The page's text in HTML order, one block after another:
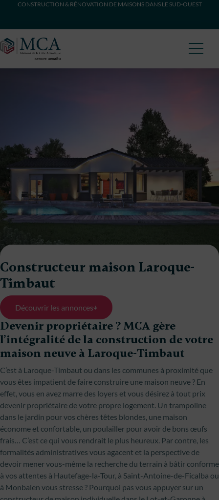
CONSTRUCTION & RÉNOVATION DE MAISONS DANS LE SUD-OUEST
Constructeur maison Laroque-
Timbaut
Découvrir les annonces
Devenir propriétaire ? MCA gère
l’intégralité de la construction de votre
maison neuve à Laroque-Timbaut
C’est à Laroque-Timbaut ou dans les communes à proximité que
vous êtes impatient de faire construire une maison neuve ? En
effet, vous en avez marre des loyers et vous désirez à tout prix
devenir propriétaire de votre propre logement. Un trampoline
dans le jardin pour vos chères têtes blondes, une maison
économe et confortable, un poulailler pour avoir de bons œufs
frais… C’est ce qui vous rendrait le plus heureux. Par contre, les
formalités administratives vous agacent et la perspective de
devoir mener vous-même la recherche du terrain à bâtir conforme
à vos attentes à Hautefage-la-Tour, à Saint-Antoine-de-Ficalba ou
à Monbalen vous stresse ? Pourquoi pas vous appuyer sur un